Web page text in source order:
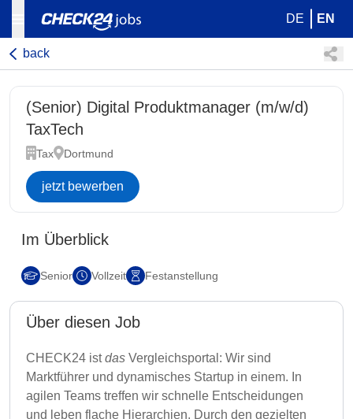
DE EN
back
(Senior) Digital Produktmanager (m/w/d)
TaxTech
Tax Dortmund
jetzt bewerben
Im Überblick
Senior Vollzeit Festanstellung
Über diesen Job
CHECK24 istdas Vergleichsportal: Wir sind
Marktführer und dynamisches Startup in einem. In
agilen Teams treffen wir schnelle Entscheidungen
und leben flache Hierarchien. Durch den gezielten